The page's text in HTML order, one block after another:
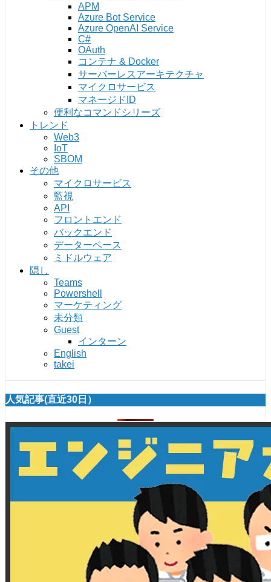
APM
Azure Bot Service
Azure OpenAI Service
C#
OAuth
コンテナ & Docker
サーバーレスアーキテクチャ
マイクロサービス
マネージドID
便利なコマンドシリーズ
トレンド
Web3
IoT
SBOM
その他
マイクロサービス
監視
API
フロントエンド
バックエンド
データーベース
ミドルウェア
隠し
Teams
Powershell
マーケティング
未分類
Guest
インターン
English
takei
人気記事(直近30日）